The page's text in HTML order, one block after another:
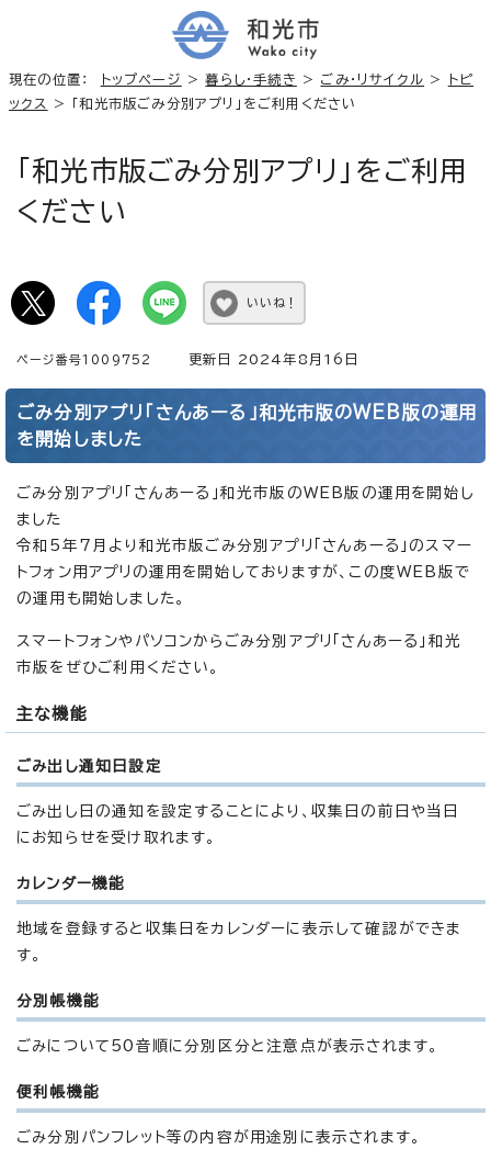
現在の位置： トップページ >暮らし・手続き > ごみ・リサイクル >
トピ
ックス
> 「和光市版ごみ分別アプリ」をご利用ください
「和光市版ごみ分別アプリ」をご利用
ください
いいね！
ページ番号1009752 更新日 2024年8月16日
ごみ分別アプリ「さんあーる」和光市版のWEB版の運用
を開始しました
ごみ分別アプリ「さんあーる」和光市版のWEB版の運用を開始し
ました
令和5年7月より和光市版ごみ分別アプリ「さんあーる」のスマー
トフォン用アプリの運用を開始しておりますが、この度WEB版で
の運用も開始しました。
スマートフォンやパソコンからごみ分別アプリ「さんあーる」和光
市版をぜひご利用ください。
主な機能
ごみ出し通知日設定
ごみ出し日の通知を設定することにより、収集日の前日や当日
にお知らせを受け取れます。
カレンダー機能
地域を登録すると収集日をカレンダーに表示して確認ができま
す。
分別帳機能
ごみについて50音順に分別区分と注意点が表示されます。
便利帳機能
ごみ分別パンフレット等の内容が用途別に表示されます。